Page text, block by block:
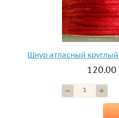
Шнур атласный
120.00